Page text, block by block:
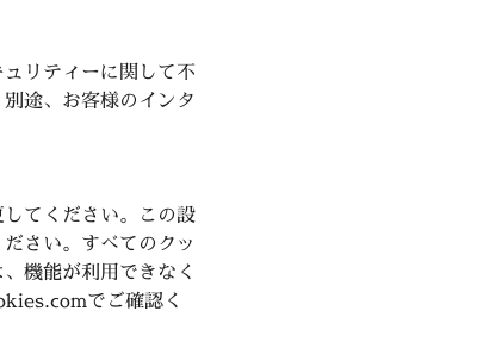
リティーに関して不
途、お客様のインタ
てください。この設
さい。すべてのクッ
機能が利用できなく
でご確認く